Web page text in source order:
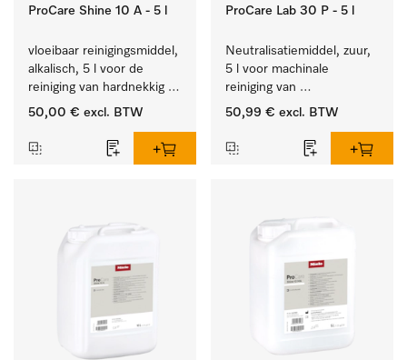
ProCare Shine 10 A - 5 l
vloeibaar reinigingsmiddel,
alkalisch, 5 l voor de
reiniging van hardnekkig
vuil op serviesgoed,
50,00 € excl. BTW
ProCare Lab 30 P - 5 l
Neutralisatiemiddel, zuur,
5 l voor machinale
reiniging van
laboratoriumglaswerk en -
50,99 € excl. BTW